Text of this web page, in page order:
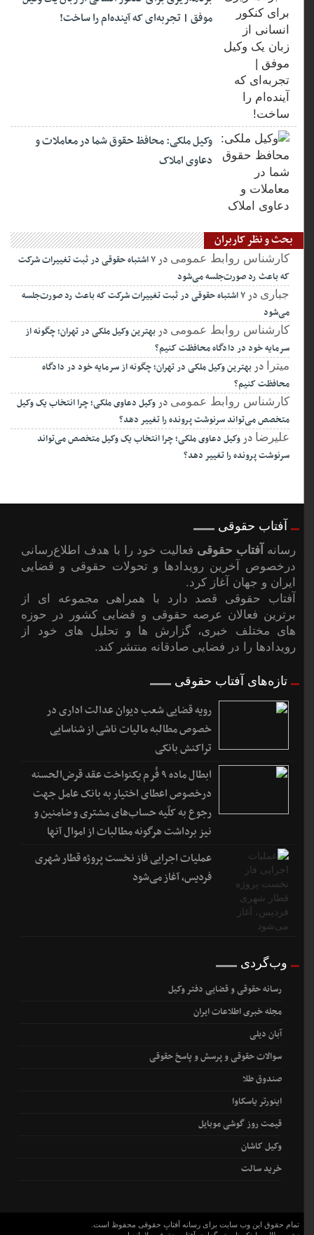
موفق | تجربه‌ای که آینده‌ام را ساخت!
وکیل ملکی: محافظ حقوق شما در معاملات و
دعاوی املاک
بحث و نظر کاربران
کارشناس روابط عمومیدر ۷ اشتباه حقوقی در ثبت تغییرات شرکت
که باعث رد صورت‌جلسه می‌شود
جباری در ۷ اشتباه حقوقی در ثبت تغییرات شرکت که باعث رد صورت‌جلسه
می‌شود
کارشناس روابط عمومیدربهترین وکیل ملکی در تهران؛ چگونه از
سرمایه خود در دادگاه محافظت کنیم؟
میترادربهترین وکیل ملکی در تهران؛ چگونه از سرمایه خود در دادگاه
محافظت کنیم؟
کارشناس روابط عمومیدروکیل دعاوی ملکی؛ چرا انتخاب یک وکیل
متخصص می‌تواند سرنوشت پرونده را تغییر دهد؟
علیرضادروکیل دعاوی ملکی؛ چرا انتخاب یک وکیل متخصص می‌تواند
سرنوشت پرونده را تغییر دهد؟
آفتاب حقوقی
رسانهآفتاب حقوقیفعالیت خود را با هدف اطلاع‌رسانی
درخصوص آخرین رویدادها و تحولات حقوقی و قضایی
ایران و جهان آغاز کرد.
آفتاب حقوقی قصد دارد با همراهی مجموعه ای از
برترین فعالان عرصه حقوقی و قضایی کشور در حوزه
های مختلف خبری، گزارش ها و تحلیل های خود از
رویدادها را در فضایی صادقانه منتشر کند.
تازه‌های آفتاب حقوقی
رویه قضایی شعب دیوان عدالت اداری در
خصوص مطالبه مالیات ناشی از شناسایی
تراکنش بانکی
ابطال ماده ۹ فُرم یکنواخت عقد قرض‌الحسنه
درخصوص اعطای اختیار به بانک عامل جهت
رجوع به کلّیه حساب‌های مشتری و ضامنین و
نیز برداشت هرگونه مطالبات از اموال آنها
عملیات اجرایی فاز نخست پروژه قطار شهری
فردیس، آغاز می‌شود
وب‌گردی
رسانه حقوقی و قضایی دفتر وکیل
مجله خبری اطلاعات ایران
آبان دیلی
سوالات حقوقی و پرسش و پاسخ حقوقی
صندوق طلا
اینورتر یاسکاوا
قیمت روز گوشی موبایل
وکیل کاشان
خرید سالت
تمام حقوق این وب سایت برای رسانه آفتابِ حقوقی محفوظ است.